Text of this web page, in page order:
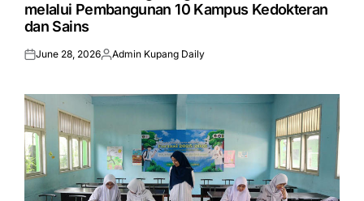
melalui Pembangunan 10 Kampus Kedokteran
dan Sains
Posted
June 28, 2026Posted
Admin Kupang Daily